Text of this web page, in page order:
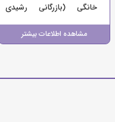
مشاهده اطلاعات بیشتر
خانگی (بازرگانی رشیدی
دزفول)